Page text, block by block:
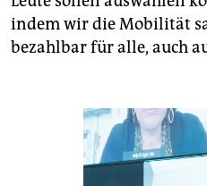
indem wir die Mobilität
bezahlbar für alle, auch